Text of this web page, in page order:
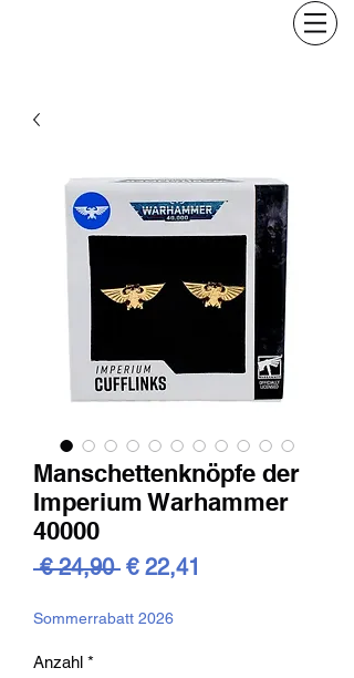
Manschettenknöpfe der
Imperium Warhammer
40000
€ 24,90 Standardpreis
€ 22,41
Sommerrabatt 2026
Anzahl *